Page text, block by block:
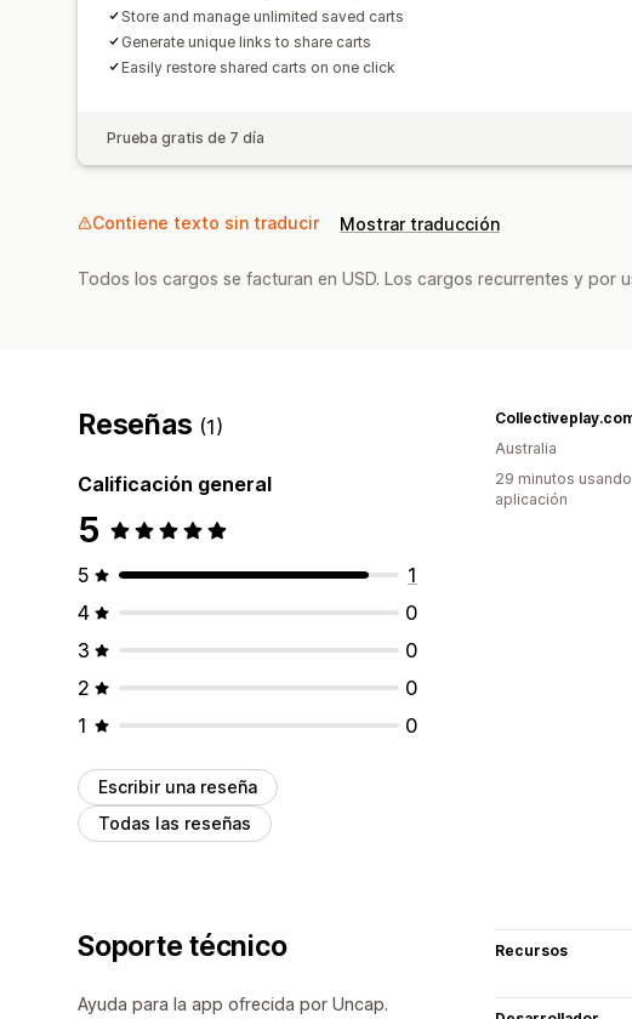
Store and manage unlimited saved carts
Generate unique links to share carts
Easily restore shared carts on one click
Prueba gratis de 7 día
Contiene texto sin traducir Mostrar traducción
Todos los cargos se facturan en USD. Los cargos recurrentes y por
Reseñas (1)
Calificación general
5
5
1
4
0
3
0
2
0
1
0
Escribir una reseña
Todas las reseñas
Australia
29 minutos
aplicación
Soporte técnico
Ayuda para la app ofrecida por Uncap.
Recursos